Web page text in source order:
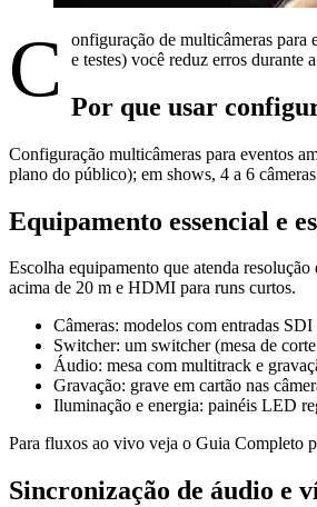
C
onfiguração de multicâmeras para
e testes) você reduz erros durante
Por que usar
Configuração multicâmeras para eventos
plano do público); em shows, 4 a 6
Equipamento essencial e
Escolha equipamento que atenda
acima de 20 m e HDMI para runs curtos.
Câmeras: modelos com entradas
Switcher: um switcher (mesa de
Áudio: mesa com multitrack e
Gravação: grave em cartão nas
Iluminação e energia: painéis LED
Para fluxos ao vivo veja o Guia Completo
Sincronização de áudio e